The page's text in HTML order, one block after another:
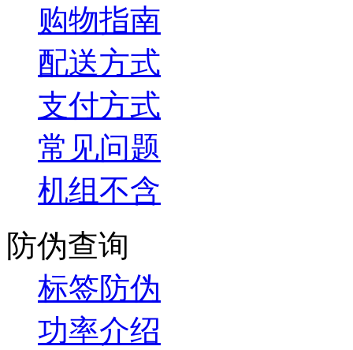
购物指南
配送方式
支付方式
常见问题
机组不含
防伪查询
标签防伪
功率介绍